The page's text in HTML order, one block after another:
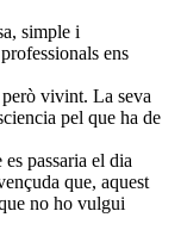
simple i
ens
vivint. La seva
pel que ha de
passaria el dia
que, aquest
no ho vulgui